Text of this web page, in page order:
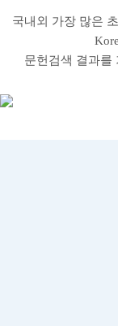
국내외 가장 많은
문헌검색 결과를